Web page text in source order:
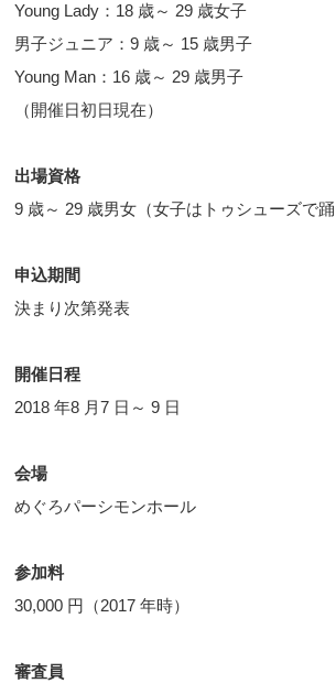
Young Lady：18 歳～ 29 歳女子
男子ジュニア：9 歳～ 15 歳男
Young Man：16 歳～ 29 歳男子
（開催日初日現在）
出場資格
9 歳～ 29 歳男女（女子はトゥシューズで踊
申込期間
決まり次第発表
開催日程
2018 年8 月7 日～ 9 日
会場
めぐろパーシモンホール
参加料
30,000 円（2017 年時）
審査員